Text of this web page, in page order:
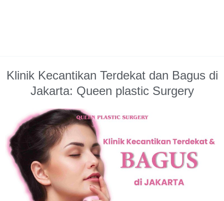
Klinik Kecantikan Terdekat dan Bagus di
Jakarta: Queen plastic Surgery